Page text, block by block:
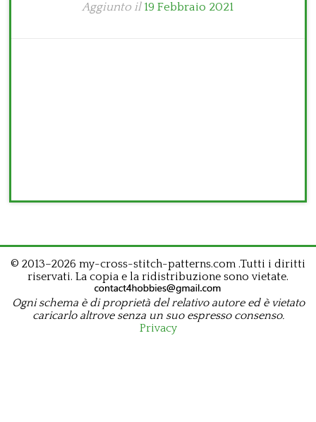
Aggiunto il 19 Febbraio 2021
© 2013–2026 my-cross-stitch-patterns.com .Tutti i diritti
riservati. La copia e la ridistribuzione sono vietate.
Ogni schema è di proprietà del relativo autore ed è vietato
caricarlo altrove senza un suo espresso consenso.
Privacy